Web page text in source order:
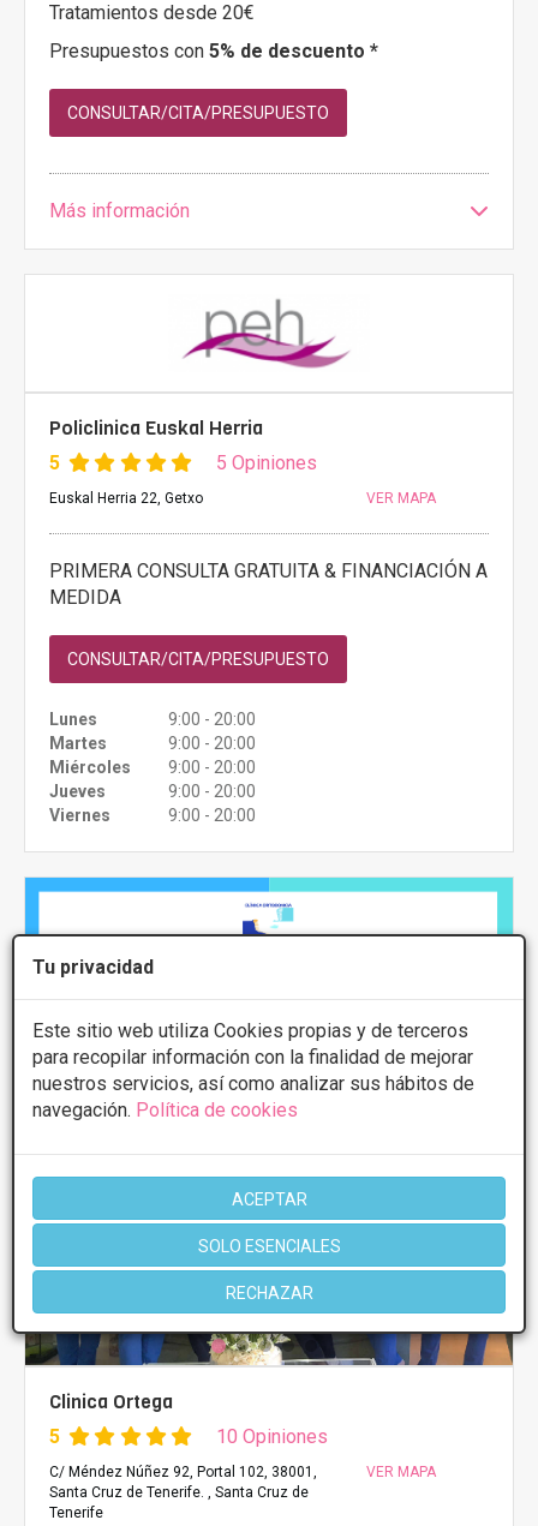
Tu privacidad
Este sitio web utiliza Cookies propias y de terceros
para recopilar información con la finalidad de mejorar
nuestros servicios, así como analizar sus hábitos de
navegación. Política de cookies
ACEPTAR
SOLO ESENCIALES
RECHAZAR
Tratamientos desde 20€
Presupuestos con 5% de descuento *
CONSULTAR/CITA/PRESUPUESTO
Más información
Policlinica Euskal Herria
5 5 Opiniones
Euskal Herria 22, Getxo VER MAPA
PRIMERA CONSULTA GRATUITA & FINANCIACIÓN A
MEDIDA
CONSULTAR/CITA/PRESUPUESTO
Lunes
9:00 - 20:00
Martes
9:00 - 20:00
Miércoles
9:00 - 20:00
Jueves
9:00 - 20:00
Viernes
9:00 - 20:00
Clinica Ortega
5 10 Opiniones
C/ Méndez Núñez 92, Portal 102, 38001,
Santa Cruz de Tenerife. , Santa Cruz de
Tenerife
VER MAPA